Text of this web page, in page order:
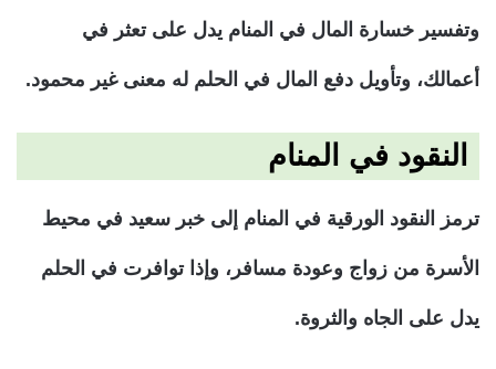
وتفسير خسارة المال في المنام يدل على تعثر في
أعمالك، وتأويل دفع المال في الحلم له معنى غير محمود.
النقود في المنام
ترمز النقود الورقية في المنام إلى خبر سعيد في محيط
الأسرة من زواج وعودة مسافر، وإذا توافرت في الحلم
يدل على الجاه والثروة.